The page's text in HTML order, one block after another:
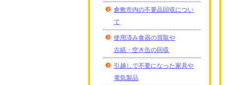
倉敷市内の不要品回収につい
て
使用済み食器の買取や
古紙・空き缶の回収
引越しで不要になった家具や
電気製品